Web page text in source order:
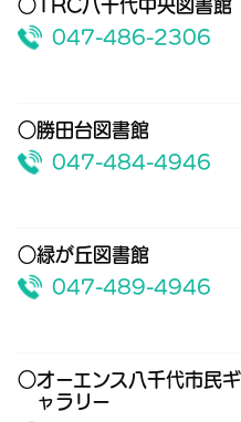
○TRC八千代中央図書館
047-486-2306
○勝田台図書館
047-484-4946
○緑が丘図書館
047-489-4946
○オーエンス八千代市民ギ
ャラリー